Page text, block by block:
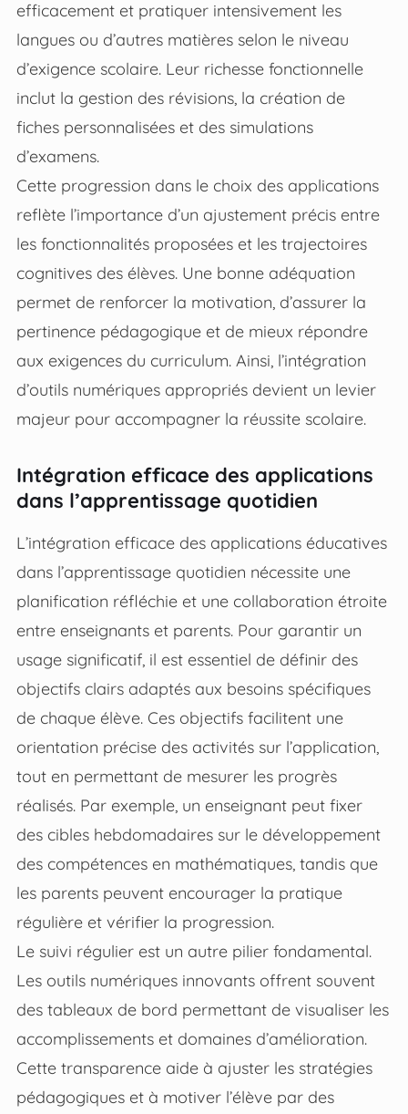
efficacement et pratiquer intensivement les
langues ou d’autres matières selon le niveau
d’exigence scolaire. Leur richesse fonctionnelle
inclut la gestion des révisions, la création de
fiches personnalisées et des simulations
d’examens.
Cette progression dans le choix des applications
reflète l’importance d’un ajustement précis entre
les fonctionnalités proposées et les trajectoires
cognitives des élèves. Une bonne adéquation
permet de renforcer la motivation, d’assurer la
pertinence pédagogique et de mieux répondre
aux exigences du curriculum. Ainsi, l’intégration
d’outils numériques appropriés devient un levier
majeur pour accompagner la réussite scolaire.
Intégration efficace des applications
dans l’apprentissage quotidien
L’intégration efficace des applications éducatives
dans l’apprentissage quotidien nécessite une
planification réfléchie et une collaboration étroite
entre enseignants et parents. Pour garantir un
usage significatif, il est essentiel de définir des
objectifs clairs adaptés aux besoins spécifiques
de chaque élève. Ces objectifs facilitent une
orientation précise des activités sur l’application,
tout en permettant de mesurer les progrès
réalisés. Par exemple, un enseignant peut fixer
des cibles hebdomadaires sur le développement
des compétences en mathématiques, tandis que
les parents peuvent encourager la pratique
régulière et vérifier la progression.
Le suivi régulier est un autre pilier fondamental.
Les outils numériques innovants offrent souvent
des tableaux de bord permettant de visualiser les
accomplissements et domaines d’amélioration.
Cette transparence aide à ajuster les stratégies
pédagogiques et à motiver l’élève par des